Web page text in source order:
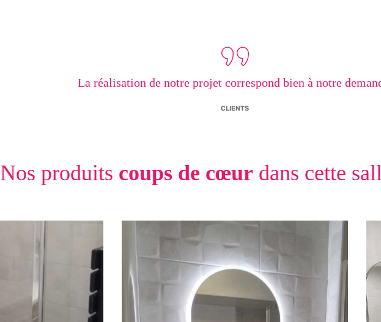
La réalisation de notre projet correspond bien à notre
CLIENTS
Nos produits coups de cœurdans cette